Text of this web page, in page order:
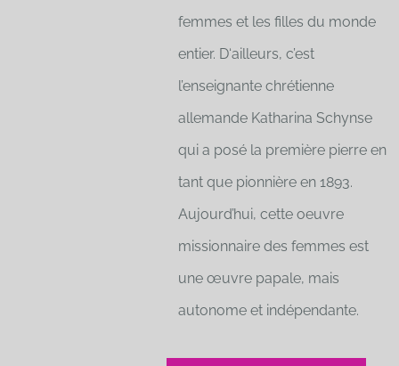
femmes et les filles du monde
entier. D‘ailleurs, c’est
l’enseignante chrétienne
allemande Katharina Schynse
qui a posé la première pierre en
tant que pionnière en 1893.
Aujourd’hui, cette oeuvre
missionnaire des femmes est
une œuvre papale, mais
autonome et indépendante.